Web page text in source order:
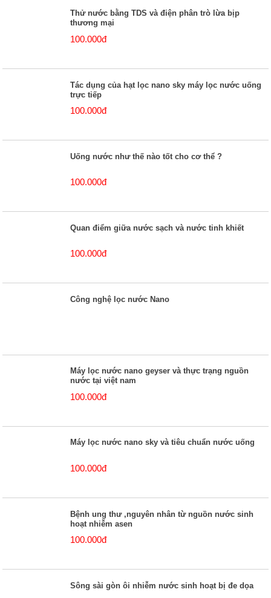
Thử nước bằng TDS và điện phân trò lừa bịp
thương mại
100.000đ
Tác dụng của hạt lọc nano sky máy lọc nước uống
trực tiếp
100.000đ
Uống nước như thế nào tốt cho cơ thể ?
100.000đ
Quan điểm giữa nước sạch và nước tinh khiết
100.000đ
Công nghệ lọc nước Nano
Máy lọc nước nano geyser và thực trạng nguồn
nước tại việt nam
100.000đ
Máy lọc nước nano sky và tiêu chuẩn nước uống
100.000đ
Bệnh ung thư ,nguyên nhân từ nguồn nước sinh
hoạt nhiễm asen
100.000đ
Sông sài gòn ôi nhiễm nước sinh hoạt bị đe dọa